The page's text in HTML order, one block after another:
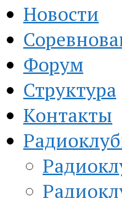
Новости
Форум
Структура
Контакты